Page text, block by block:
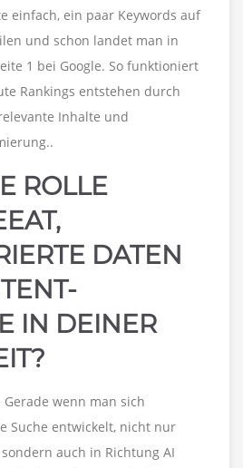
einfach, ein paar Keywords auf
und schon landet man in
1 bei Google. So funktioniert
Rankings entstehen durch
Inhalte und
ROLLE
DATEN
IN DEINER
wenn man sich
Suche entwickelt, nicht nur
auch in Richtung AI